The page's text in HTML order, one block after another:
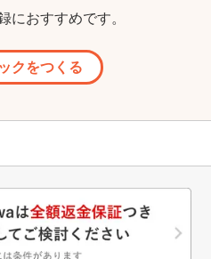
におすすめです。
クをつくる